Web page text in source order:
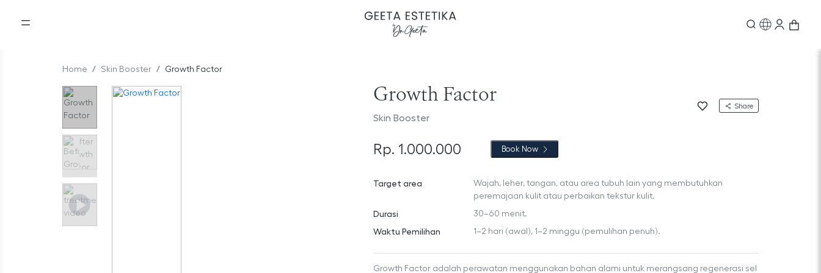
Home Skin Booster Growth Factor
Growth Factor
Skin Booster
Share
Rp. 1.000.000 Book Now
Target area
Wajah, leher, tangan, atau area tubuh lain yang membutuhkan
peremajaan kulit atau perbaikan tekstur kulit.
Durasi 30–60 menit.
Waktu Pemilihan 1–2 hari (awal), 1–2 minggu (pemulihan penuh).
Growth Factor adalah perawatan menggunakan bahan alami untuk merangsang regenerasi sel